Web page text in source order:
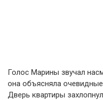
Голос Марины звучал
она объясняла
Дверь квартиры